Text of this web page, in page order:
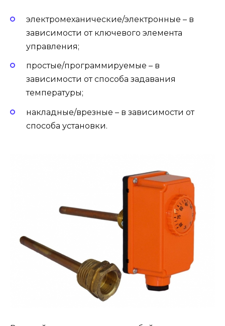
электромеханические/электронные – в
зависимости от ключевого элемента
управления;
простые/программируемые – в
зависимости от способа задавания
температуры;
накладные/врезные – в зависимости от
способа установки.